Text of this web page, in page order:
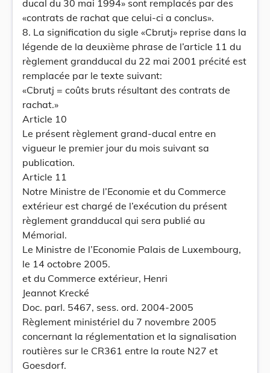
ducal du 30 mai 1994» sont remplacés par des
«contrats de rachat que celui-ci a conclus».
8. La signification du sigle «Cbrutj» reprise dans la
légende de la deuxième phrase de l’article 11 du
règlement grandducal du 22 mai 2001 précité est
remplacée par le texte suivant:
«Cbrutj = coûts bruts résultant des contrats de
rachat.»
Article 10
Le présent règlement grand-ducal entre en
vigueur le premier jour du mois suivant sa
publication.
Article 11
Notre Ministre de l’Economie et du Commerce
extérieur est chargé de l’exécution du présent
règlement grandducal qui sera publié au
Mémorial.
Le Ministre de l’Economie Palais de Luxembourg,
le 14 octobre 2005.
et du Commerce extérieur, Henri
Jeannot Krecké
Doc. parl. 5467, sess. ord. 2004-2005
Règlement ministériel du 7 novembre 2005
concernant la réglementation et la signalisation
routières sur le CR361 entre la route N27 et
Goesdorf.